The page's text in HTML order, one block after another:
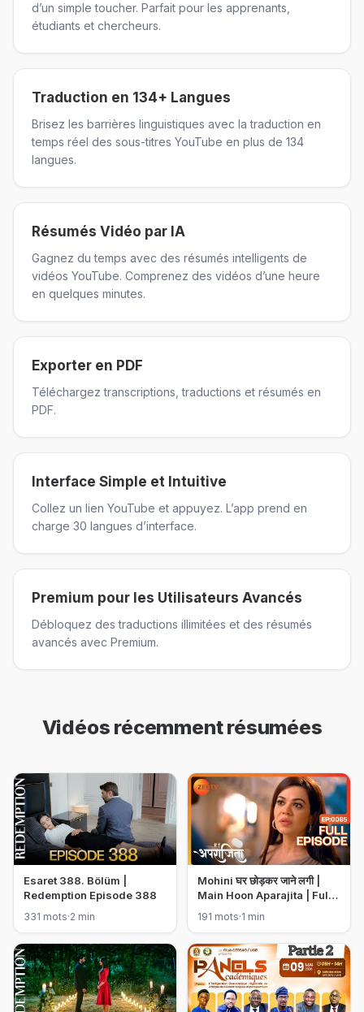
d’un simple toucher. Parfait pour les apprenants,
étudiants et chercheurs.
Traduction en 134+ Langues
Brisez les barrières linguistiques avec la traduction en
temps réel des sous-titres YouTube en plus de 134
langues.
Résumés Vidéo par IA
Gagnez du temps avec des résumés intelligents de
vidéos YouTube. Comprenez des vidéos d’une heure
en quelques minutes.
Exporter en PDF
Téléchargez transcriptions, traductions et résumés en
PDF.
Interface Simple et Intuitive
Collez un lien YouTube et appuyez. L’app prend en
charge 30 langues d’interface.
Premium pour les Utilisateurs Avancés
Débloquez des traductions illimitées et des résumés
avancés avec Premium.
Vidéos récemment résumées
Esaret 388. Bölüm |
Redemption Episode 388
331 mots·2 min
Mohini घर छोड़कर जाने लगी |
Main Hoon Aparajita | Full
2022
191 mots·1 min